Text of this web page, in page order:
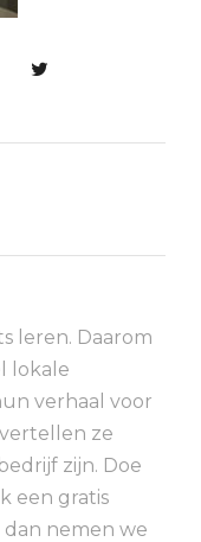
leren. Daarom
lokale
verhaal voor
ze
zijn. Doe
een gratis
nemen we